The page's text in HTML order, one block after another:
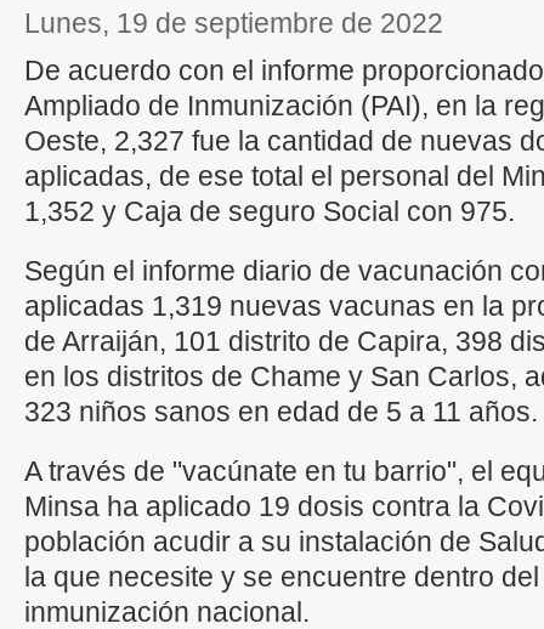
lunes, 19 de septiembre de 2022
De acuerdo con el informe
Ampliado de Inmunización (PAI), en la
Oeste, 2,327 fue la cantidad de nuevas
aplicadas, de ese total el personal del
1,352 y Caja de seguro Social con 975.
Según el informe diario de vacunación
aplicadas 1,319 nuevas vacunas en la
de Arraiján, 101 distrito de Capira, 398
en los distritos de Chame y San Carlos,
323 niños sanos en edad de 5 a 11 años.
A través de "vacúnate en tu barrio", el
Minsa ha aplicado 19 dosis contra la
población acudir a su instalación de
la que necesite y se encuentre dentro
inmunización nacional.